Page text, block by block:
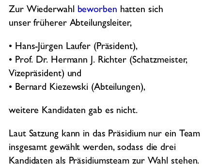
Zur Wiederwahl beworben hatten sich
unser früherer Abteilungsleiter,
• Hans-Jürgen Laufer (Präsident),
• Prof. Dr. Hermann J. Richter (Schatzmeister,
Vizepräsident) und
• Bernard Kiezewski (Abteilungen),
weitere Kandidaten gab es nicht.
Laut Satzung kann in das Präsidium nur ein Team
insgesamt gewählt werden, sodass die drei
Kandidaten als Präsidiumsteam zur Wahl stehen.